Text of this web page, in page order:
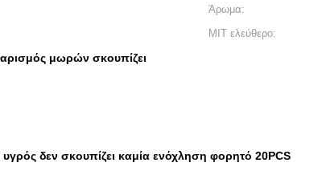
Άρωμα:
MIT ελεύθερο:
μωρών σκουπίζει
δεν σκουπίζει καμία ενόχληση φορητό 20PCS